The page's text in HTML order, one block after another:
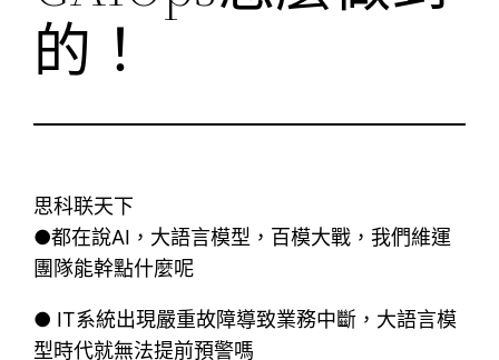
的！
思科联天下
●都在說AI，大語言模型，百模大戰，我們維運
團隊能幹點什麼呢
● IT系統出現嚴重故障導致業務中斷，大語言模
型時代就無法提前預警嗎